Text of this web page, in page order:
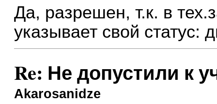
Да, разрешен, т.к. в
указывает свой статус:
Re: Не допустили к
Akarosanidze